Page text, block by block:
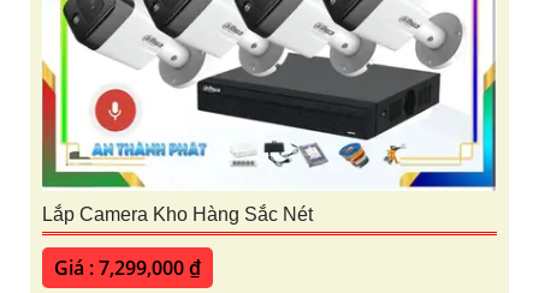
Lắp Camera Kho Hàng Sắc Nét
Giá : 7,299,000 ₫